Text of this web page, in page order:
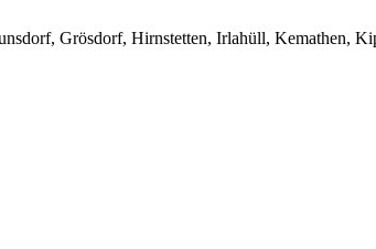
Grösdorf, Hirnstetten, Irlahüll, Kemathen,